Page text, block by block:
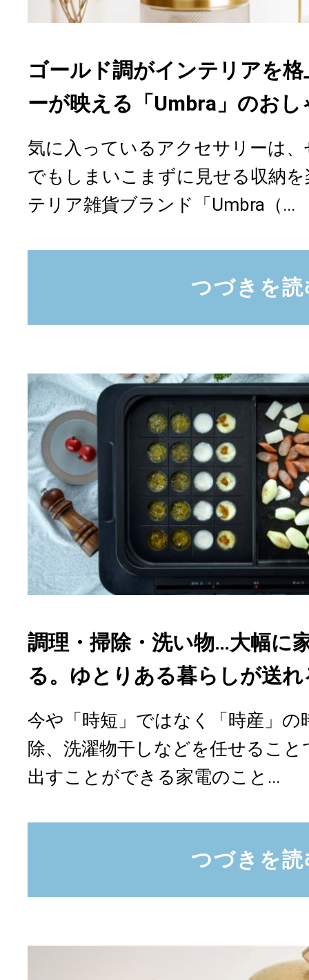
ゴールド調がインテリアを
ーが映える「Umbra」のお
気に入っているアクセサリーは
でもしまいこまずに見せる収納
テリア雑貨ブランド「Umbra（...
つづきを読
調理・掃除・洗い物…大幅に
る。ゆとりある暮らしが送
今や「時短」ではなく「時産」の
除、洗濯物干しなどを任せるこ
出すことができる家電のこと...
つづきを読